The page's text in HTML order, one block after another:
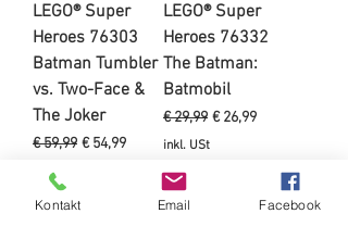
LEGO® Super
Heroes 76303
Batman Tumbler
vs. Two-Face &
The Joker
Standardpreis
€ 59,99 Sale-Preis
€ 54,99
inkl. USt
Vor/Nachbestellen
LEGO® Super
Heroes 76332
The Batman:
Batmobil
Standardpreis
€ 29,99 Sale-Preis
€ 26,99
inkl. USt
Warenkorb
Kontakt Email Facebook